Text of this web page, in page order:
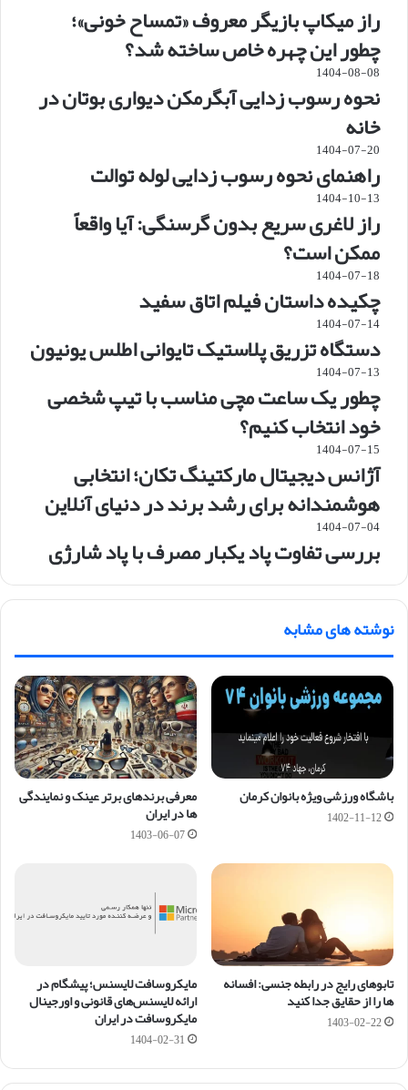
راز میکاپ بازیگر معروف «تمساح خونی»؛
چطور این چهره خاص ساخته شد؟
1404-08-08
نحوه رسوب زدایی آبگرمکن دیواری بوتان در
خانه
1404-07-20
راهنمای نحوه رسوب زدایی لوله توالت
1404-10-13
راز لاغری سریع بدون گرسنگی: آیا واقعاً
ممکن است؟
1404-07-18
چکیده داستان فیلم اتاق سفید
1404-07-14
دستگاه تزریق پلاستیک تایوانی اطلس یونیون
1404-07-13
چطور یک ساعت مچی مناسب با تیپ شخصی
خود انتخاب کنیم؟
1404-07-15
آژانس دیجیتال مارکتینگ تکان؛ انتخابی
هوشمندانه برای رشد برند در دنیای آنلاین
1404-07-04
بررسی تفاوت پاد یکبار مصرف با پاد شارژی
نوشته های مشابه
باشگاه ورزشی ویژه بانوان کرمان
1402-11-12
معرفی برندهای برتر عینک و نمایندگی
ها در ایران
1403-06-07
تابوهای رایج در رابطه جنسی: افسانه
ها را از حقایق جدا کنید
1403-02-22
مایکروسافت لایسنس؛ پیشگام در
ارائه لایسنس‌های قانونی و اورجینال
مایکروسافت در ایران
1404-02-31